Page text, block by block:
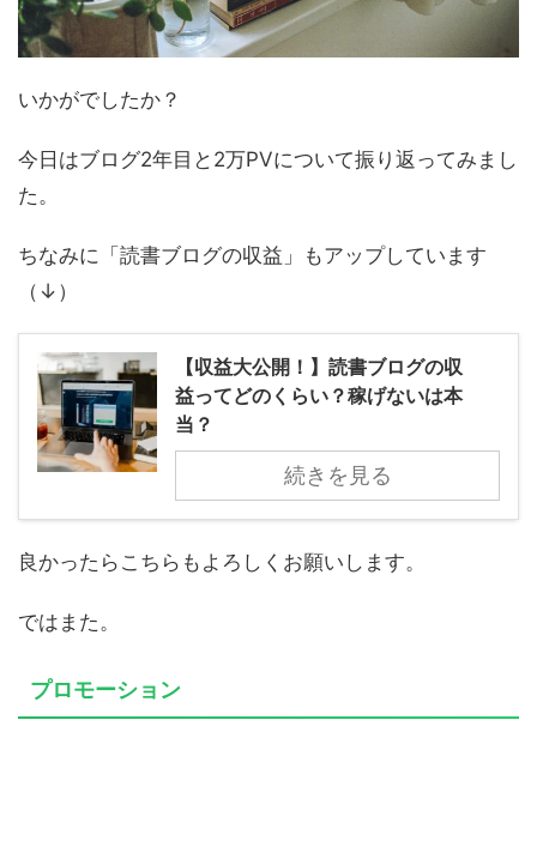
いかがでしたか？
今日はブログ2年目と2万PVについて振り返ってみまし
た。
ちなみに「読書ブログの収益」もアップしています
（↓）
【収益大公開！】読書ブログの収
益ってどのくらい？稼げないは本
当？
続きを見る
良かったらこちらもよろしくお願いします。
ではまた。
プロモーション